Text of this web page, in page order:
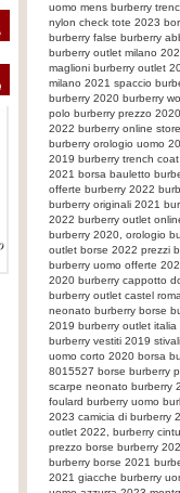
uomo mens burberry
nylon check tote 2023
burberry false burberry
burberry outlet milano
maglioni burberry outlet
milano 2021 spaccio
burberry 2020 burberry
polo burberry prezzo
2022 burberry online
burberry orologio uomo
2019 burberry trench
2021 borsa bauletto
offerte burberry 2022
burberry originali 2021
2022 burberry outlet
burberry 2020, orologio
outlet borse 2022 prezzi
burberry uomo offerte
2020 burberry cappotto
burberry outlet castel
neonato burberry borse
2019 burberry outlet italia
burberry vestiti 2019
uomo corto 2020 borsa
8015527 borse burberry
scarpe neonato burberry
foulard burberry uomo
2023 camicia di burberry
outlet 2022, burberry
prezzo borse burberry
burberry borse 2021
2021 giacche burberry